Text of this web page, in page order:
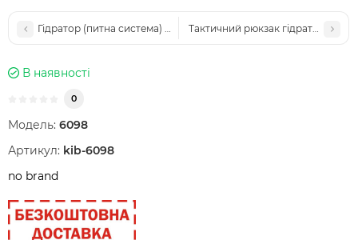
Гідратор (питна система) Hidro Izotube 2.5л Хакі
Тактичний рюкзак гідратор на 3
В наявності
0
Модель: 6098
Артикул: kib-6098
no brand